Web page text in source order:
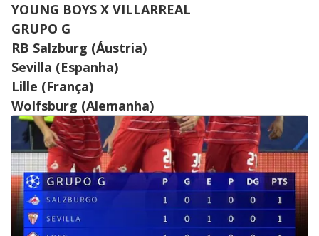
YOUNG BOYS X VILLARREAL
GRUPO G
RB Salzburg (Áustria)
Sevilla (Espanha)
Lille (França)
Wolfsburg (Alemanha)